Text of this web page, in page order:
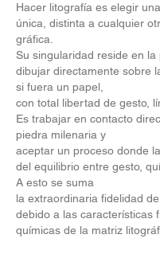
Hacer litografía es elegir
única, distinta a cualquier
gráfica.
Su singularidad reside en la
dibujar directamente sobre
si fuera un papel,
con total libertad de gesto,
Es trabajar en contacto
piedra milenaria y
aceptar un proceso donde
del equilibrio entre gesto,
A esto se suma
la extraordinaria fidelidad
debido a las características
químicas de la matriz